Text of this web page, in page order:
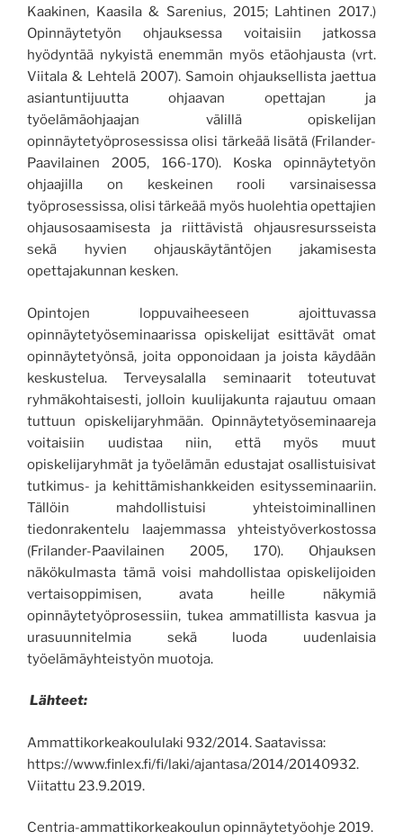
Kaakinen, Kaasila & Sarenius, 2015; Lahtinen 2017.)
Opinnäytetyön ohjauksessa voitaisiin jatkossa
hyödyntää nykyistä enemmän myös etäohjausta (vrt.
Viitala & Lehtelä 2007). Samoin ohjauksellista jaettua
asiantuntijuutta ohjaavan opettajan ja
työelämäohjaajan välillä opiskelijan
opinnäytetyöprosessissa olisi tärkeää lisätä (Frilander-
Paavilainen 2005, 166-170).
Koska opinnäytetyön
ohjaajilla on keskeinen rooli varsinaisessa
työprosessissa, olisi tärkeää myös huolehtiaopettajien
ohjausosaamisesta ja riittävistä ohjausresursseista
sekä hyvien ohjauskäytäntöjen jakamisesta
opettajakunnan kesken.
Opintojen loppuvaiheeseen ajoittuvassa
opinnäytetyöseminaarissa opiskelijat esittävät omat
opinnäytetyönsä, joita opponoidaan ja joista käydään
keskustelua.Terveysalalla seminaarit toteutuvat
ryhmäkohtaisesti, jolloin kuulijakunta rajautuu omaan
tuttuun opiskelijaryhmään. Opinnäytetyöseminaareja
voitaisiin uudistaa niin, että myös muut
opiskelijaryhmät ja työelämän edustajat osallistuisivat
tutkimus- ja kehittämishankkeiden esitysseminaariin.
Tällöin mahdollistuisi yhteistoiminallinen
tiedonrakentelu laajemmassa yhteistyöverkostossa
(Frilander-Paavilainen 2005, 170). Ohjauksen
näkökulmasta tämävoisi mahdollistaa opiskelijoiden
vertaisoppimisen, avata heille
näkymiä
opinnäytetyöprosessiin, tukea ammatillista kasvua ja
urasuunnitelmia sekäluoda uudenlaisia
työelämäyhteistyön muotoja.
Lähteet:
Ammattikorkeakoululaki 932/2014. Saatavissa:
https://www.finlex.fi/fi/laki/ajantasa/2014/20140932.
Viitattu 23.9.2019.
Centria-ammattikorkeakoulun opinnäytetyöohje 2019.